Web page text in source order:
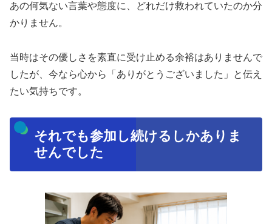
あの何気ない言葉や態度に、どれだけ救われていたのか分
かりません。
当時はその優しさを素直に受け止める余裕はありませんで
したが、今なら心から「ありがとうございました」と伝え
たい気持ちです。
それでも参加し続けるしかありま
せんでした